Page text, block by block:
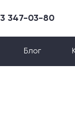
347-03-80
Блог